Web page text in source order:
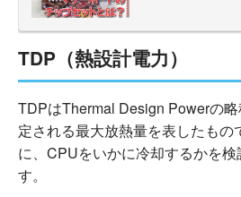
TDP（熱設計電力）
TDPはThermal Design Powerの
定される最大放熱量を表したもの
に、CPUをいかに冷却するかを検
す。